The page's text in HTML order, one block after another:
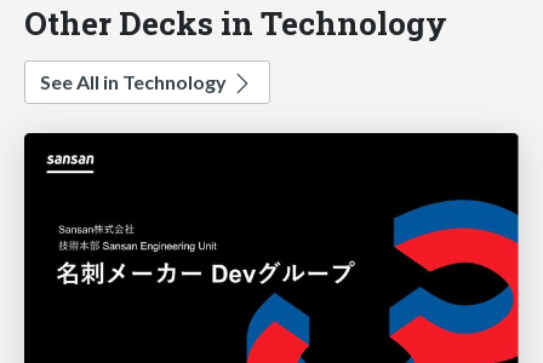
Other Decks in Technology
See All in Technology